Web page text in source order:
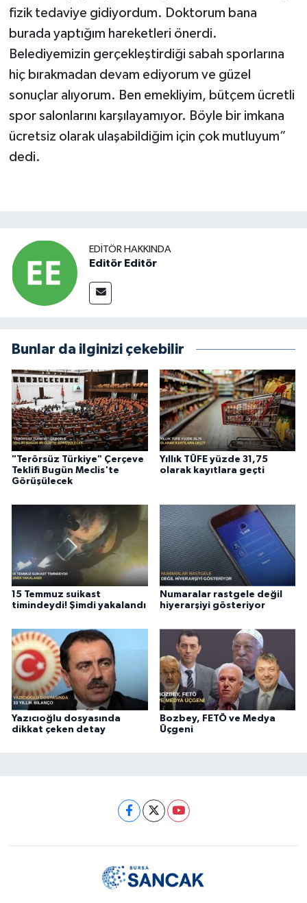
fizik tedaviye gidiyordum. Doktorum bana
burada yaptığım hareketleri önerdi.
Belediyemizin gerçekleştirdiği sabah sporlarına
hiç bırakmadan devam ediyorum ve güzel
sonuçlar alıyorum. Ben emekliyim, bütçem ücretli
spor salonlarını karşılayamıyor. Böyle bir imkana
ücretsiz olarak ulaşabildiğim için çok mutluyum”
dedi.
EDITÖR HAKKINDA
Editör Editör
Bunlar da ilginizi çekebilir
"Terörsüz Türkiye" Çerçeve
Teklifi Bugün Meclis'te
Görüşülecek
Yıllık TÜFE yüzde 31,75
olarak kayıtlara geçti
15 Temmuz suikast
timindeydi! Şimdi yakalandı
Numaralar rastgele değil
hiyerarşiyi gösteriyor
Yazıcıoğlu dosyasında
dikkat çeken detay
Bozbey, FETÖ ve Medya
Üçgeni